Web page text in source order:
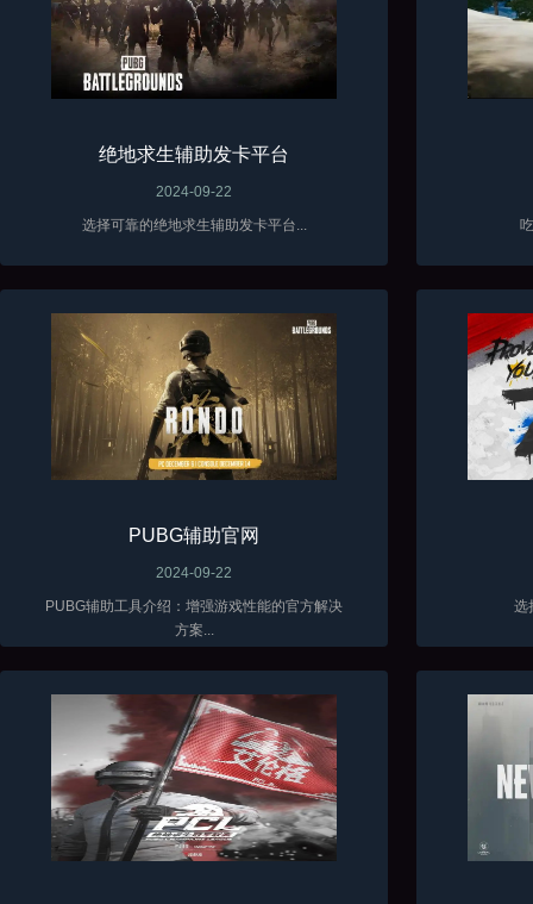
绝地求生辅助发卡平台
2024-09-22
选择可靠的绝地求生辅助发卡平台...
PUBG辅助官网
2024-09-22
PUBG辅助工具介绍：增强游戏性能的官方解决
方案...
选